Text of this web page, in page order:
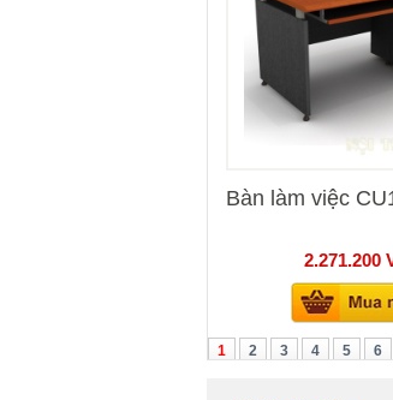
Bàn làm việc
2.271.200
1 2 3 4 5 6